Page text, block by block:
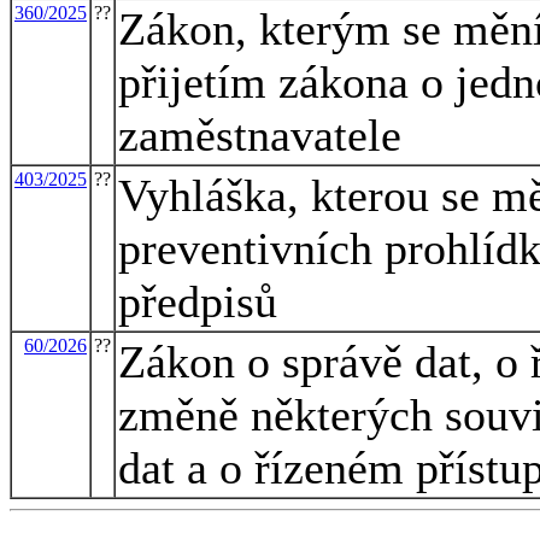
360/2025 ?? Zákon, kterým se
přijetím zákona o
zaměstnavatele
403/2025 ?? Vyhláška, kterou se
preventivních
předpisů
60/2026 ?? Zákon o správě dat,
změně některých
dat a o řízeném